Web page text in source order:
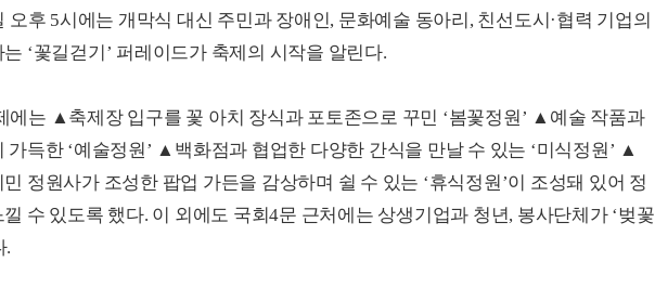
오후 5시에는 개막식 대신 주민과 장애인, 문화예술 동아리, 친선도시·협력 기업의
‘꽃길걷기’ 퍼레이드가 축제의 시작을 알린다.
에는 ▲축제장 입구를 꽃 아치 장식과 포토존으로 꾸민 ‘봄꽃정원’ ▲예술 작품과
가득한 ‘예술정원’ ▲백화점과 협업한 다양한 간식을 만날 수 있는 ‘미식정원’ ▲
정원사가 조성한 팝업 가든을 감상하며 쉴 수 있는 ‘휴식정원’이 조성돼 있어 정
수 있도록 했다. 이 외에도 국회4문 근처에는 상생기업과 청년, 봉사단체가 ‘벚꽃
.